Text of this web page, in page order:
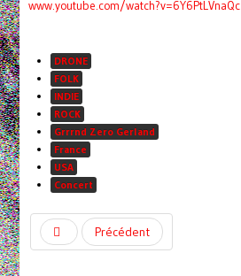
www.youtube.com/watch?v=6Y6PtLVnaQc
DRONE
FOLK
INDIE
ROCK
Grrrnd Zero Gerland
France
USA
Concert
Précédent